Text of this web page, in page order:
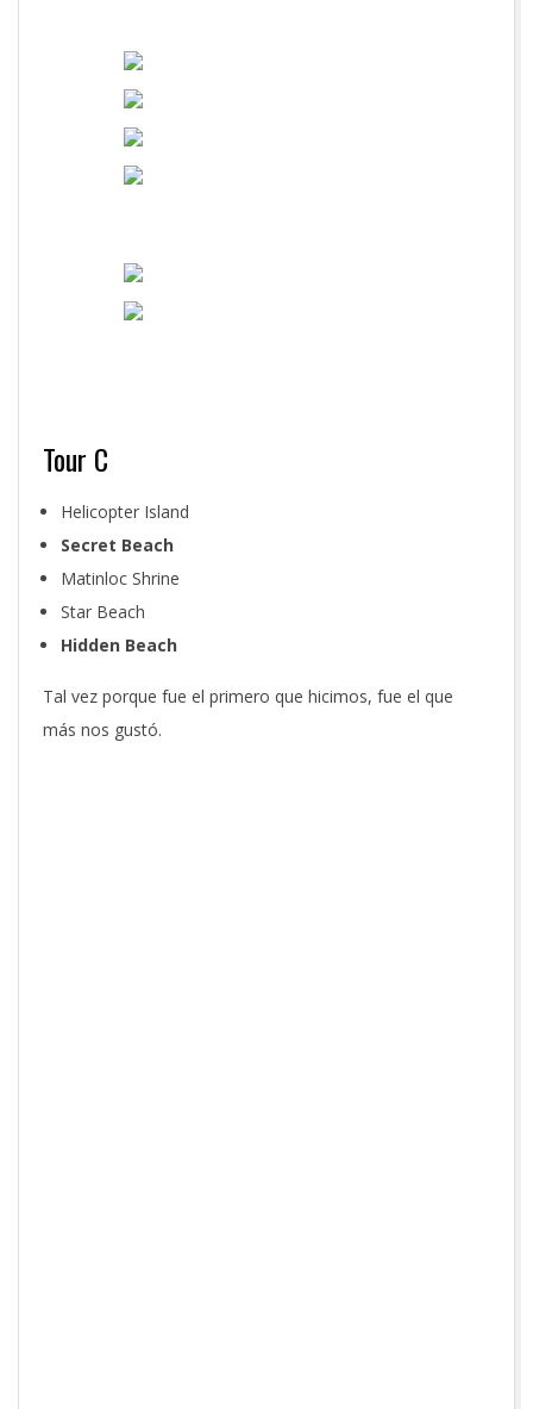
Tour C
Helicopter Island
Secret Beach
Matinloc Shrine
Star Beach
Hidden Beach
Tal vez porque fue el primero que hicimos, fue el que
más nos gustó.